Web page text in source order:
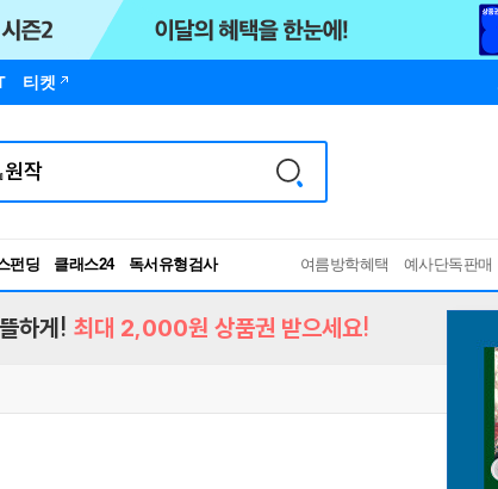
티켓
펀딩 클래스24
독서유형검사
RBTI Lab
여름방학혜택 예사단독판매
하게! 최대 2,000원 상품권 받으세요!